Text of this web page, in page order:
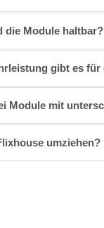
die Module haltbar?
gibt es
Module mit
umziehen?